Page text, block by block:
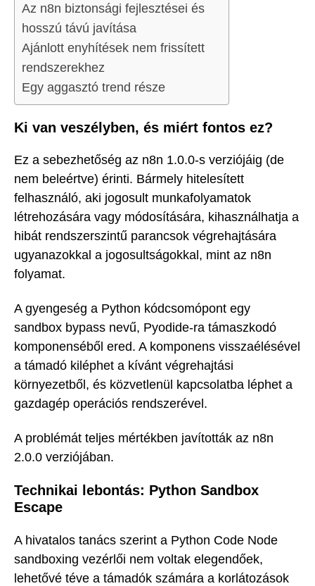
Az n8n biztonsági fejlesztései és
hosszú távú javítása
Ajánlott enyhítések nem frissített
rendszerekhez
Egy aggasztó trend része
Ki van veszélyben, és miért fontos ez?
Ez a sebezhetőség az n8n 1.0.0-s verziójáig (de
nem beleértve) érinti. Bármely hitelesített
felhasználó, aki jogosult munkafolyamatok
létrehozására vagy módosítására, kihasználhatja a
hibát rendszerszintű parancsok végrehajtására
ugyanazokkal a jogosultságokkal, mint az n8n
folyamat.
A gyengeség a Python kódcsomópont egy
sandbox bypass nevű, Pyodide-ra támaszkodó
komponenséből ered. A komponens visszaélésével
a támadó kiléphet a kívánt végrehajtási
környezetből, és közvetlenül kapcsolatba léphet a
gazdagép operációs rendszerével.
A problémát teljes mértékben javították az n8n
2.0.0 verziójában.
Technikai lebontás: Python Sandbox
Escape
A hivatalos tanács szerint a Python Code Node
sandboxing vezérlői nem voltak elegendőek,
lehetővé téve a támadók számára a korlátozások